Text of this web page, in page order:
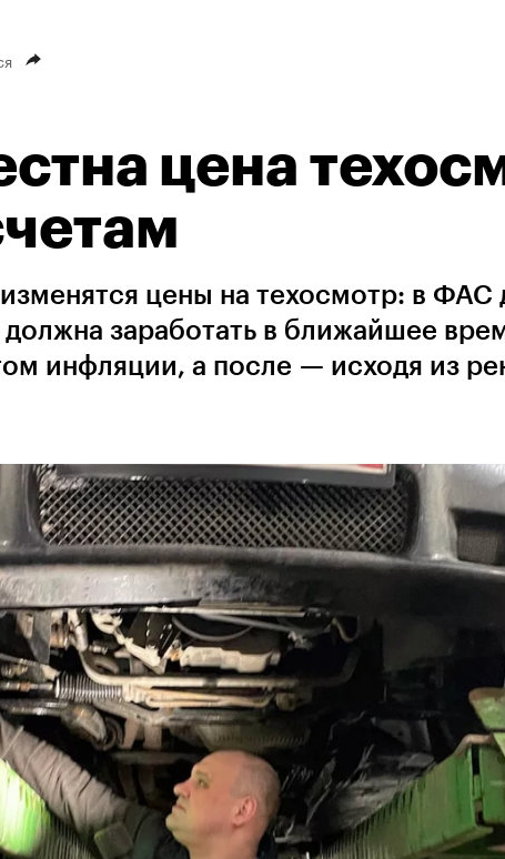
цена
цены на техосмотр: в ФАС
заработать в ближайшее
инфляции, а после — исходя из